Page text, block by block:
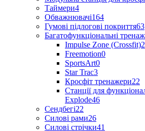
Таймери4
Обважнювачі164
Гумові підлогові покриття63
Багатофункціональні
Impulse Zone (Crossfit)2
Freemotion0
SportsArt0
Star Trac3
Кросфіт тренажери22
Станції для
Explode46
Сендбегі22
Силові рами26
Силові стрічки41